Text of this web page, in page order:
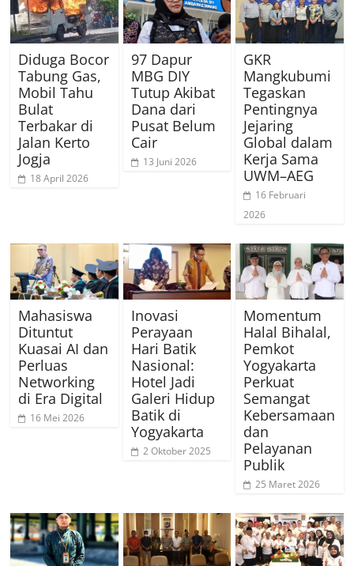
Diduga Bocor
Tabung Gas,
Mobil Tahu
Bulat
Terbakar di
Jalan Kerto
Jogja
18 April 2026
97 Dapur
MBG DIY
Tutup Akibat
Dana dari
Pusat Belum
Cair
13 Juni 2026
GKR
Mangkubumi
Tegaskan
Pentingnya
Jejaring
Global dalam
Kerja Sama
UWM–AEG
16 Februari
2026
Mahasiswa
Dituntut
Kuasai AI dan
Perluas
Networking
di Era Digital
16 Mei 2026
Inovasi
Perayaan
Hari Batik
Nasional:
Hotel Jadi
Galeri Hidup
Batik di
Yogyakarta
2 Oktober 2025
Momentum
Halal Bihalal,
Pemkot
Yogyakarta
Perkuat
Semangat
Kebersamaan
dan
Pelayanan
Publik
25 Maret 2026